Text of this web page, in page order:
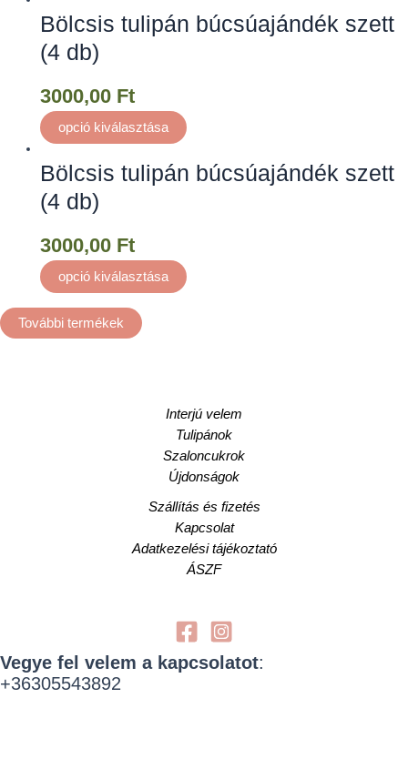
Bölcsis tulipán búcsúajándék szett
(4 db)
3000,00 Ft
opció kiválasztása
Bölcsis tulipán búcsúajándék szett
(4 db)
3000,00 Ft
opció kiválasztása
További termékek
Interjú velem
Tulipánok
Szaloncukrok
Újdonságok
Szállítás és fizetés
Kapcsolat
Adatkezelési tájékoztató
ÁSZF
Vegye fel velem a kapcsolatot:
+36305543892